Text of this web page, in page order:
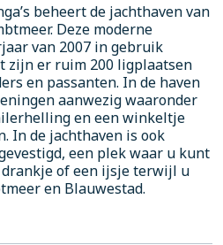
beheert de jachthaven van
Deze moderne
van 2007 in gebruik
zijn er ruim 200 ligplaatsen
en passanten. In de haven
aanwezig waaronder
en een winkeltje
In de jachthaven is ook
een plek waar u kunt
of een ijsje terwijl u
en Blauwestad.